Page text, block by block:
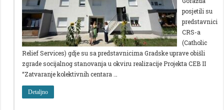
posjetili su
predstavnici
CRS-a
(Catholic
Relief Services) gdje su sa predstavnicima Gradske uprave obišli
zgrade socijalnog stanovanja u okviru realizacije Projekta CEB II
“Zatvaranje kolektivnih centara …
Detaljno